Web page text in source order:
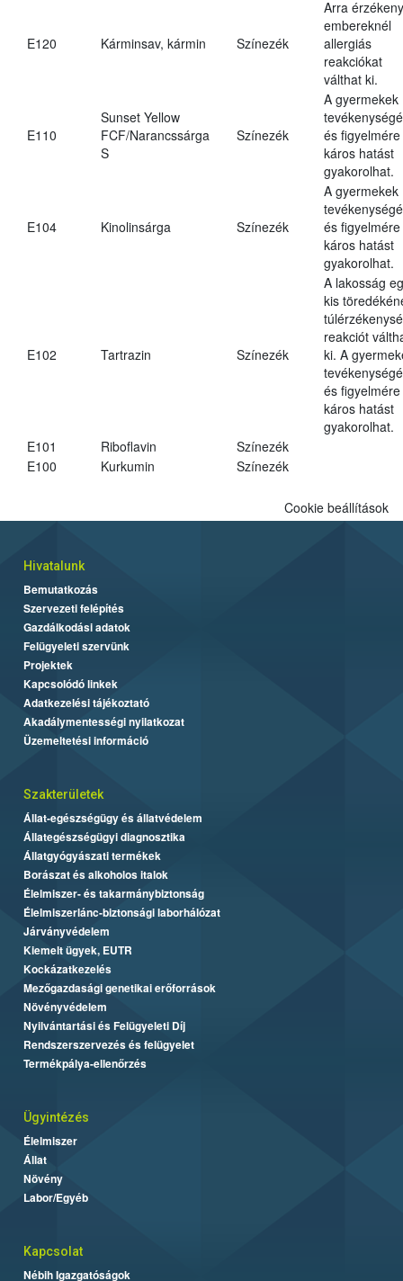
E120 Kárminsav, kármin Színezék
Arra érzékeny
embereknél
allergiás
reakciókat
válthat ki.
E110
Sunset Yellow
FCF/Narancssárga
S
Színezék
A gyermekek
és figyelmére
káros hatást
gyakorolhat.
E104 Kinolinsárga Színezék
A gyermekek
és figyelmére
káros hatást
gyakorolhat.
E102 Tartrazin Színezék
A lakosság
kis
reakciót
ki. A
és figyelmére
káros hatást
gyakorolhat.
E101
Riboflavin
Színezék
E100
Kurkumin Színezék
Cookie beállítások
Hivatalunk
Bemutatkozás
Szervezeti felépítés
Gazdálkodási adatok
Felügyeleti szervünk
Projektek
Kapcsolódó linkek
Adatkezelési tájékoztató
Akadálymentességi nyilatkozat
Üzemeltetési információ
Szakterületek
Állat-egészségügy és állatvédelem
Állategészségügyi diagnosztika
Állatgyógyászati termékek
Borászat és alkoholos italok
Élelmiszer- és takarmánybiztonság
Élelmiszerlánc-biztonsági laborhálózat
Járványvédelem
Kiemelt ügyek, EUTR
Kockázatkezelés
Mezőgazdasági genetikai erőforrások
Növényvédelem
Nyilvántartási és Felügyeleti Díj
Rendszerszervezés és felügyelet
Termékpálya-ellenőrzés
Ügyintézés
Élelmiszer
Állat
Növény
Labor/Egyéb
Kapcsolat
Nébih Igazgatóságok